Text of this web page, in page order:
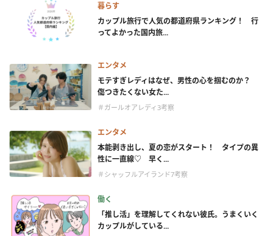
暮らす
カップル旅行で人気の都道府県ランキング！ 行
ってよかった国内旅...
エンタメ
モテすぎレディはなぜ、男性の心を掴むのか？
傷つきたくない女た...
＃ガールオアレディ3考察
エンタメ
本能剥き出し、夏の恋がスタート！ タイプの異
性に一直線♡ 早く...
＃シャッフルアイランド7考察
働く
「推し活」を理解してくれない彼氏。うまくいく
カップルがしている...